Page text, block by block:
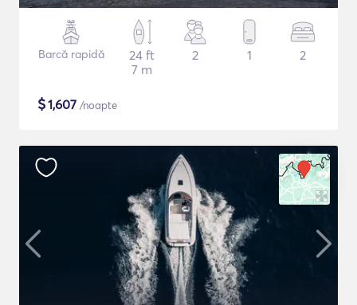
Barcă rapidă
24 ft
7 m
2 1 2
$1,607 /noapte